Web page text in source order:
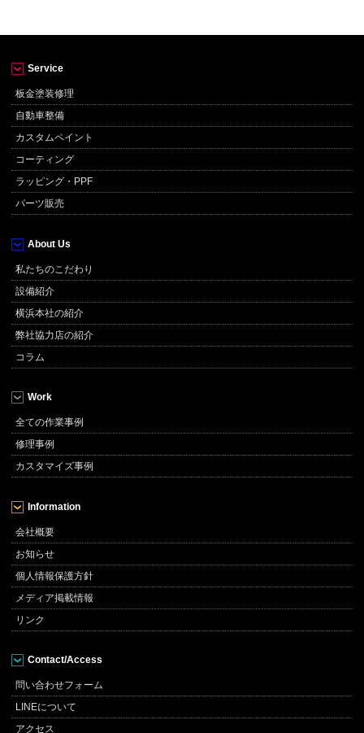
Service
板金塗装修理
自動車整備
カスタムペイント
コーティング
ラッピング・PPF
パーツ販売
About Us
私たちのこだわり
設備紹介
横浜本社の紹介
弊社協力店の紹介
コラム
Work
全ての作業事例
修理事例
カスタマイズ事例
Information
会社概要
お知らせ
個人情報保護方針
メディア掲載情報
リンク
Contact/Access
問い合わせフォーム
LINEについて
アクセス